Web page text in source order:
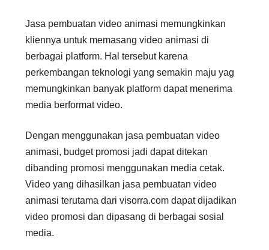
Jasa pembuatan video animasi memungkinkan
kliennya untuk memasang video animasi di
berbagai platform. Hal tersebut karena
perkembangan teknologi yang semakin maju yag
memungkinkan banyak platform dapat menerima
media berformat video.
Dengan menggunakan jasa pembuatan video
animasi, budget promosi jadi dapat ditekan
dibanding promosi menggunakan media cetak.
Video yang dihasilkan jasa pembuatan video
animasi terutama dari visorra.com dapat dijadikan
video promosi dan dipasang di berbagai sosial
media.